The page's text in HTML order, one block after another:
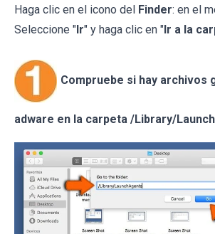
Haga clic en el icono del Finder: en el
Seleccione "Ir" y haga clic en "Ir a la
Compruebe si hay archivos
adware en la carpeta /Library/